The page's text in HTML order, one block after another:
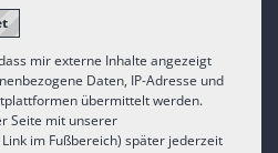
mir externe Inhalte angezeigt
Daten, IP-Adresse und
übermittelt werden.
Seite mit unserer
im Fußbereich) später jederzeit